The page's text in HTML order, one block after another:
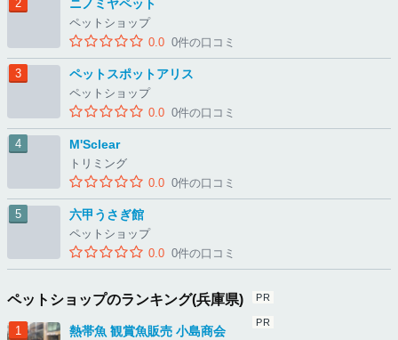
ニノミヤペット
ペットショップ
0.0 0件の口コミ
ペットスポットアリス
ペットショップ
0.0 0件の口コミ
M'Sclear
トリミング
0.0 0件の口コミ
六甲うさぎ館
ペットショップ
0.0 0件の口コミ
ペットショップのランキング(兵庫県)
熱帯魚 観賞魚販売 小島商会